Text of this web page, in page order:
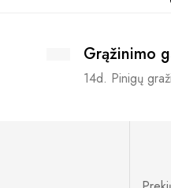
Grąžinimo
14d. Pinigų